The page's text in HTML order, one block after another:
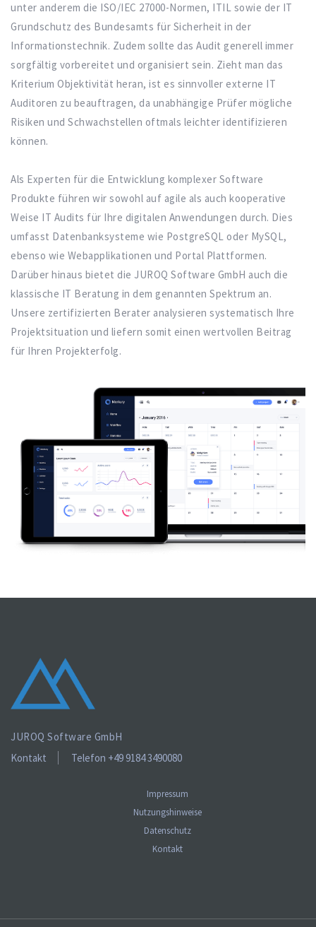
unter anderem die ISO/IEC 27000-Normen, ITIL sowie der IT
Grundschutz des Bundesamts für Sicherheit in der
Informationstechnik. Zudem sollte das Audit generell immer
sorgfältig vorbereitet und organisiert sein. Zieht man das
Kriterium Objektivität heran, ist es sinnvoller externe IT
Auditoren zu beauftragen, da unabhängige Prüfer mögliche
Risiken und Schwachstellen oftmals leichter identifizieren
können.
Als Experten für die Entwicklung komplexer Software
Produkte führen wir sowohl auf agile als auch kooperative
Weise IT Audits für Ihre digitalen Anwendungen durch. Dies
umfasst Datenbanksysteme wie PostgreSQL oder MySQL,
ebenso wie Webapplikationen und Portal Plattformen.
Darüber hinaus bietet die JUROQ Software GmbH auch die
klassische IT Beratung in dem genannten Spektrum an.
Unsere zertifizierten Berater analysieren systematisch Ihre
Projektsituation und liefern somit einen wertvollen Beitrag
für Ihren Projekterfolg.
JUROQ Software GmbH
Kontakt
Telefon +49 9184 3490080
Impressum
Nutzungshinweise
Datenschutz
Kontakt